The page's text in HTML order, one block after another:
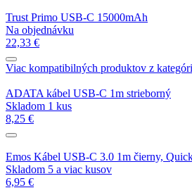
Trust Primo USB-C 15000mAh
Na objednávku
22,33 €
Viac kompatibilných produktov z
ADATA kábel USB-C 1m strieborný
Skladom 1 kus
8,25 €
Emos Kábel USB-C 3.0 1m čierny,
Skladom 5 a viac kusov
6,95 €